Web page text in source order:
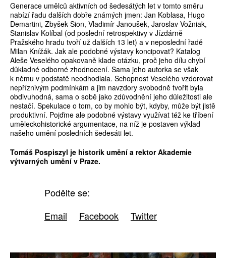
Generace umělců aktivních od šedesátých let v tomto směru
nabízí řadu dalších dobře známých jmen: Jan Koblasa, Hugo
Demartini, Zbyšek Sion, Vladimír Janoušek, Jaroslav Vožniak,
Stanislav Kolíbal (od poslední retrospektivy v Jízdárně
Pražského hradu tvoří už dalších 13 let) a v neposlední řadě
Milan Knížák. Jak ale podobné výstavy koncipovat? Katalog
Aleše Veselého opakovaně klade otázku, proč jeho dílu chybí
důkladné odborné zhodnocení. Sama jeho autorka se však
k němu v podstatě neodhodlala. Schopnost Veselého vzdorovat
nepříznivým podmínkám a jim navzdory svobodně tvořit byla
obdivuhodná, sama o sobě jako zdůvodnění jeho důležitosti ale
nestačí. Spekulace o tom, co by mohlo být, kdyby, může být jistě
produktivní. Pojďme ale podobné výstavy využívat též ke tříbení
uměleckohistorické argumentace, na níž je postaven výklad
našeho umění posledních šedesáti let.
Tomáš Pospiszyl je historik umění a rektor Akademie
výtvarných umění v Praze.
Podělte se:
Email
Facebook Twitter